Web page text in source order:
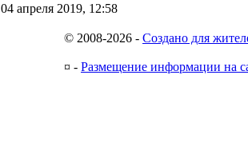
04 апреля 2019, 12:58
© 2008-2026 - Создано для
¤ - Размещение информации на